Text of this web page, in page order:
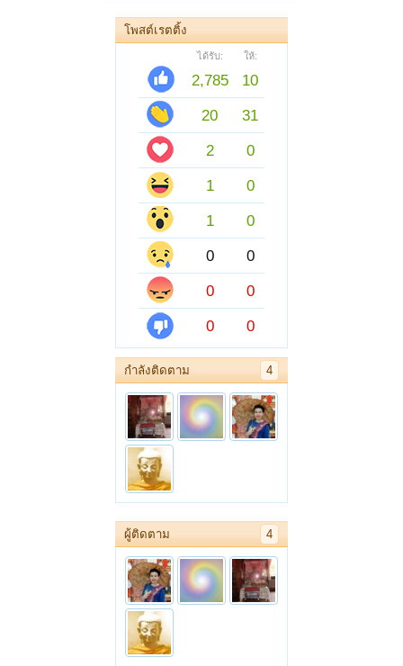
โพสต์เรตติ้ง
ได้รับ: ให้:
2,785
10
20
31
2
0
1
0
1
0
0
0
0
0
0
0
กำลังติดตาม 4
ผู้ติดตาม 4